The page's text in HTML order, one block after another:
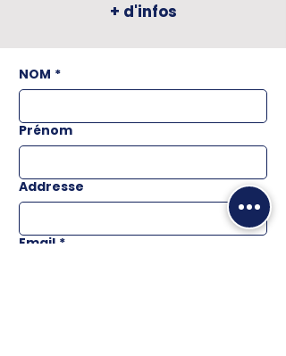
+ d'infos
NOM *
Prénom
Addresse
Email *